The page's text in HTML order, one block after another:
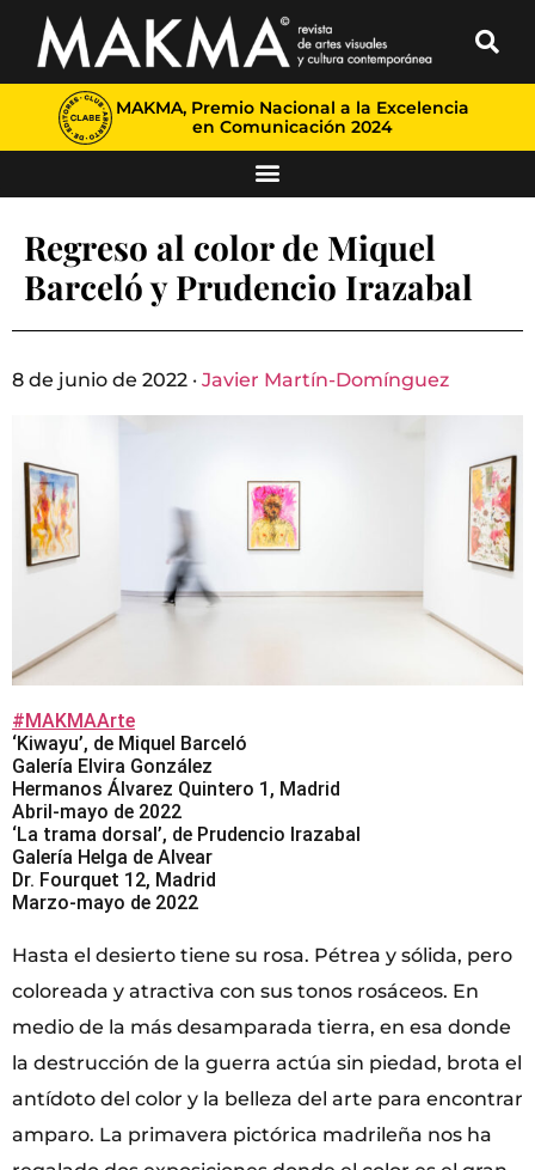
MAKMA, Premio Nacional a la Excelencia
en Comunicación 2024
Regreso al color de Miquel
Barceló y Prudencio Irazabal
8 de junio de 2022 · Javier Martín-Domínguez
#MAKMAArte
‘Kiwayu’, de Miquel Barceló
Galería Elvira González
Hermanos Álvarez Quintero 1, Madrid
Abril-mayo de 2022
‘La trama dorsal’, de Prudencio Irazabal
Galería Helga de Alvear
Dr. Fourquet 12, Madrid
Marzo-mayo de 2022
Hasta el desierto tiene su rosa. Pétrea y sólida, pero
coloreada y atractiva con sus tonos rosáceos. En
medio de la más desamparada tierra, en esa donde
la destrucción de la guerra actúa sin piedad, brota el
antídoto del color y la belleza del arte para encontrar
amparo. La primavera pictórica madrileña nos ha